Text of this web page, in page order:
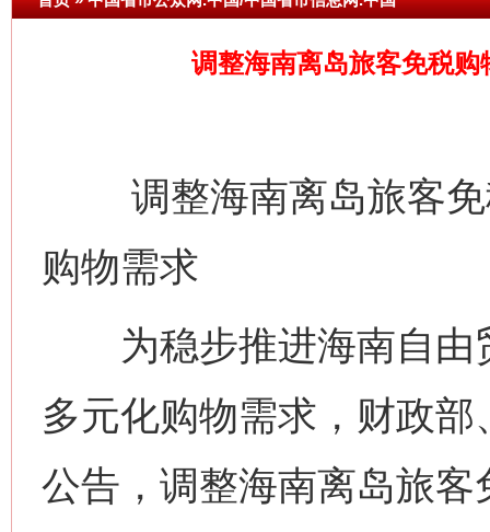
调整海南离岛旅客免税
调整海南离岛旅客免
购物需求
为稳步推进海南自由
多元化购物需求，财政
公告，调整海南离岛旅